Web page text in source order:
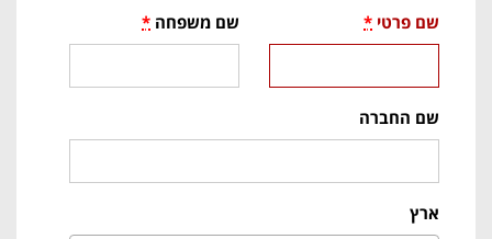
שם פרטי * שם משפחה *
שם החברה
ארץ